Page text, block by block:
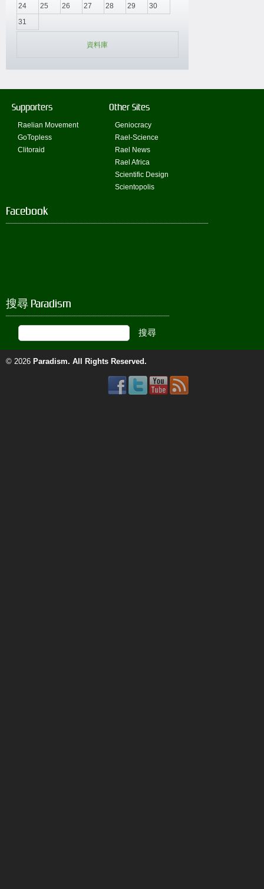
24
25 26 27 28 29
30
31
資料庫
Supporters
Raelian Movement
GoTopless
Clitoraid
Other Sites
Geniocracy
Rael-Science
Rael News
Rael Africa
Scientific Design
Scientopolis
Facebook
搜尋 Paradism
© 2026 Paradism. All Rights Reserved.